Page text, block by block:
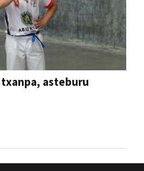
asteburu